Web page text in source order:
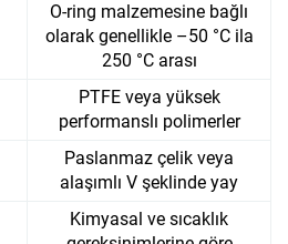
O-ring malzemesine bağlı
olarak genellikle –50 °C ila
250 °C arası
PTFE veya yüksek
performanslı polimerler
Paslanmaz çelik veya
alaşımlı V şeklinde yay
Kimyasal ve sıcaklık